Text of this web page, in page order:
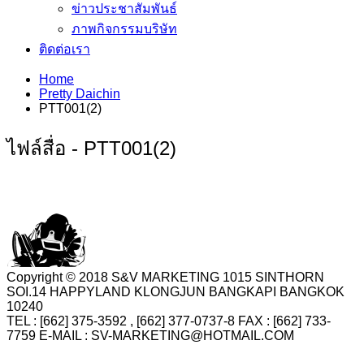
ข่าวประชาสัมพันธ์
ภาพกิจกรรมบริษัท
ติดต่อเรา
Home
Pretty Daichin
PTT001(2)
ไฟล์สื่อ - PTT001(2)
Copyright © 2018 S&V MARKETING 1015 SINTHORN
SOI.14 HAPPYLAND KLONGJUN BANGKAPI BANGKOK
10240
TEL : [662] 375-3592 , [662] 377-0737-8 FAX : [662] 733-
7759 E-MAIL : SV-MARKETING@HOTMAIL.COM